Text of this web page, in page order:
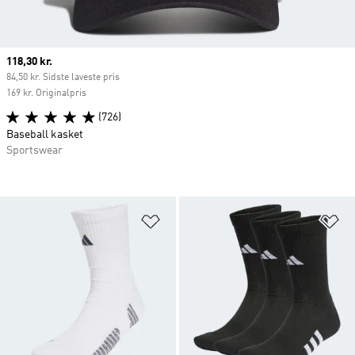
Føj til ønskeliste
Current price
118,30 kr.
84,50 kr. Sidste laveste pris
169 kr. Originalpris
(726)
Baseball kasket
Sportswear